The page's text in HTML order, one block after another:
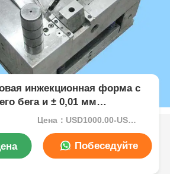
инжекционная форма с
бега и ± 0,01 мм
бытовой техники
Цена：USD1000.00-USD5000.00
Побеседуйте